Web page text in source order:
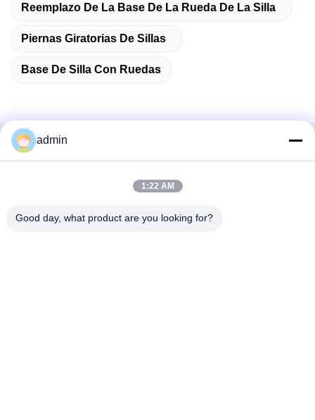
Reemplazo De La Base De La Rueda De La Silla
Piernas Giratorias De Sillas
Base De Silla Con Ruedas
Contacto rápido
ciudad de Foshan, provincia de Guangdong, China
admin
1:22 AM
Good day, what product are you looking for?